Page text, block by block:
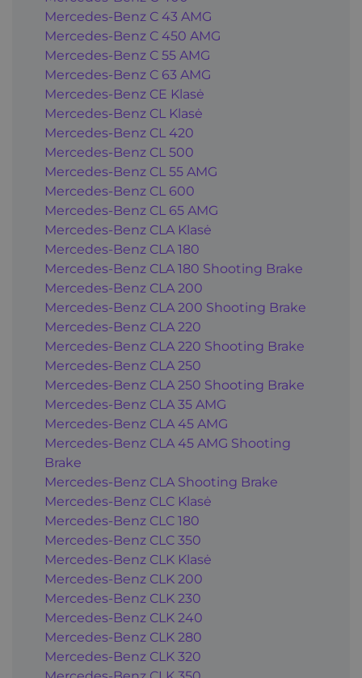
Mercedes-Benz C 43 AMG
Mercedes-Benz C 450 AMG
Mercedes-Benz C 55 AMG
Mercedes-Benz C 63 AMG
Mercedes-Benz CE Klasė
Mercedes-Benz CL Klasė
Mercedes-Benz CL 420
Mercedes-Benz CL 500
Mercedes-Benz CL 55 AMG
Mercedes-Benz CL 600
Mercedes-Benz CL 65 AMG
Mercedes-Benz CLA Klasė
Mercedes-Benz CLA 180
Mercedes-Benz CLA 180 Shooting Brake
Mercedes-Benz CLA 200
Mercedes-Benz CLA 200 Shooting Brake
Mercedes-Benz CLA 220
Mercedes-Benz CLA 220 Shooting Brake
Mercedes-Benz CLA 250
Mercedes-Benz CLA 250 Shooting Brake
Mercedes-Benz CLA 35 AMG
Mercedes-Benz CLA 45 AMG
Mercedes-Benz CLA 45 AMG Shooting
Brake
Mercedes-Benz CLA Shooting Brake
Mercedes-Benz CLC Klasė
Mercedes-Benz CLC 180
Mercedes-Benz CLC 350
Mercedes-Benz CLK Klasė
Mercedes-Benz CLK 200
Mercedes-Benz CLK 230
Mercedes-Benz CLK 240
Mercedes-Benz CLK 280
Mercedes-Benz CLK 320